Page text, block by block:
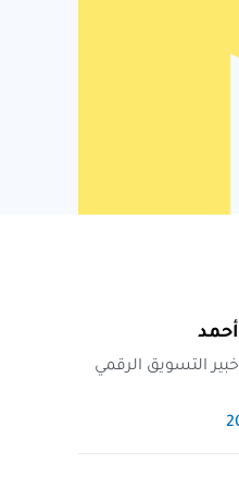
أحمد
خبير التسويق الرقمي